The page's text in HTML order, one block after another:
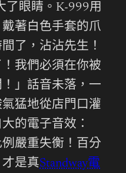
了眼睛。K-999用
著白色手套的爪
了，沾沾先生！
我們必須在你被
」話音未落，一
猛地從店門口灌
的電子音效：
例嚴重失衡！百分
是真Standway電